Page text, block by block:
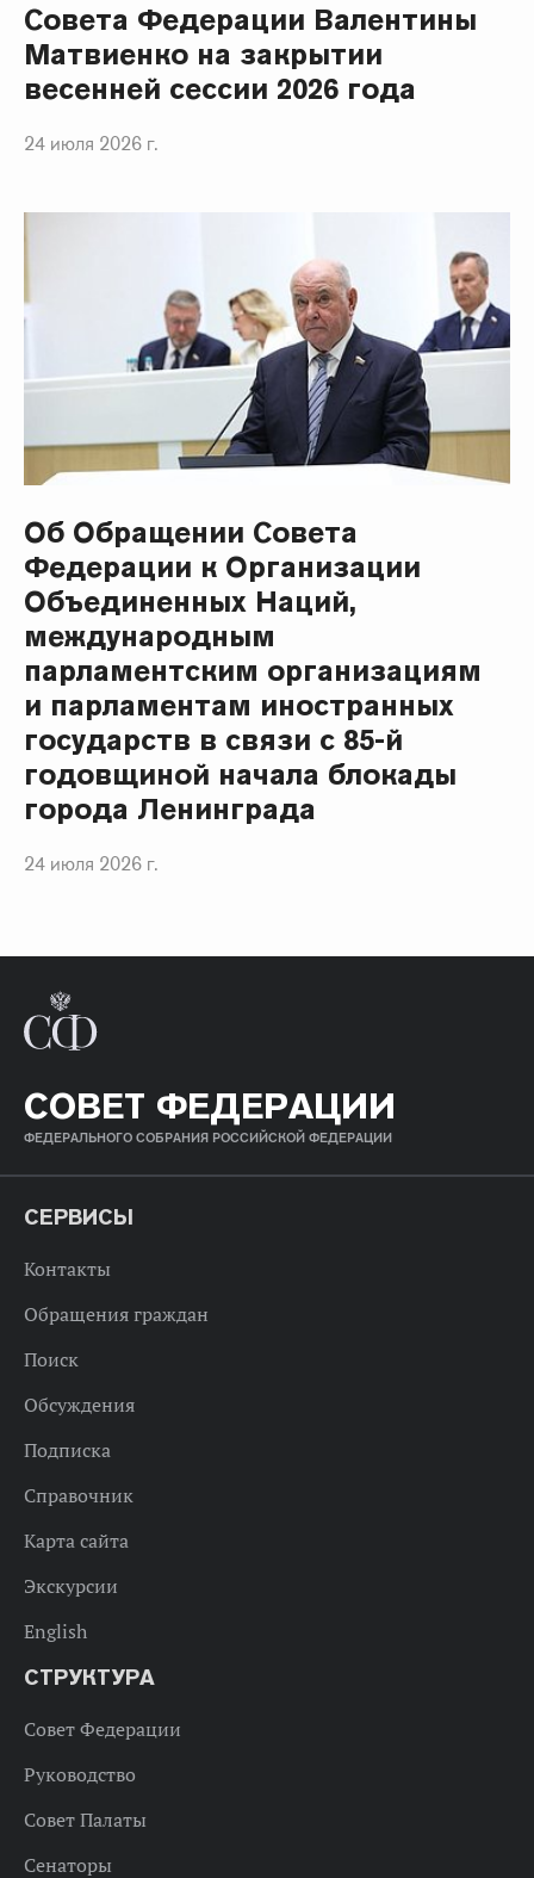
Совета Федерации Валентины
Матвиенко на закрытии
весенней сессии 2026 года
24 июля 2026 г.
Об Обращении Совета
Федерации к Организации
Объединенных Наций,
международным
парламентским организациям
и парламентам иностранных
государств в связи с 85-й
годовщиной начала блокады
города Ленинграда
24 июля 2026 г.
СОВЕТ ФЕДЕРАЦИИ
ФЕДЕРАЛЬНОГО СОБРАНИЯ РОССИЙСКОЙ ФЕДЕРАЦИИ
СЕРВИСЫ
Контакты
Обращения граждан
Поиск
Обсуждения
Подписка
Справочник
Карта сайта
Экскурсии
English
СТРУКТУРА
Совет Федерации
Руководство
Совет Палаты
Сенаторы